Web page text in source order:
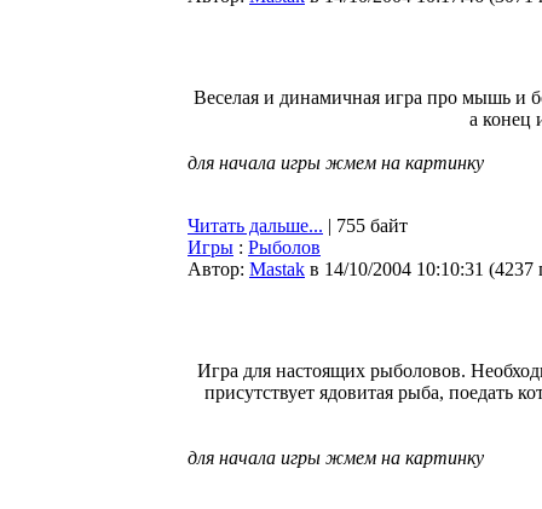
Веселая и динамичная игра про мышь и
а конец
для начала игры жмем на картинку
Читать дальше... | 755 байт
Игры : Рыболов
Автор: Мastak в 14/10/2004 10:10:31 (4237
Игра для настоящих рыболовов.
присутствует ядовитая рыба, поедать
для начала игры жмем на картинку